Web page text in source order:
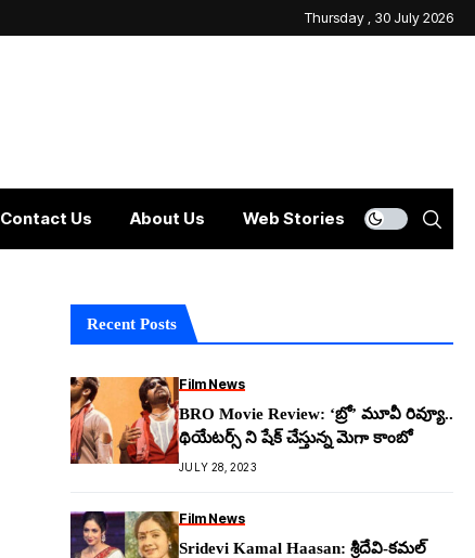
Thursday , 30 July 2026
Contact Us About Us Web Stories
Recent Posts
Film News
BRO Movie Review: ‘బ్రో’ మూవీ రివ్యూ..
థియేటర్స్ ని షేక్ చేస్తున్న మెగా కాంబో
JULY 28, 2023
Film News
Sridevi Kamal Haasan: శ్రీదేవి-క‌మ‌ల్